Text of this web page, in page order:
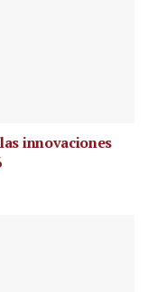
innovaciones